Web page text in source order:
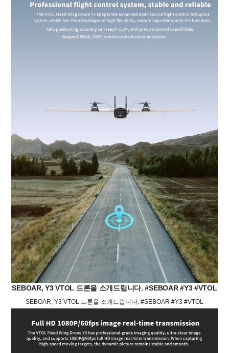
SEBOAR, Y3 VTOL 드론을 소개드립니다. #SEBOAR #Y3 #VTOL
SEBOAR, Y3 VTOL 드론을 소개드립니다. #SEBOAR #Y3 #VTOL